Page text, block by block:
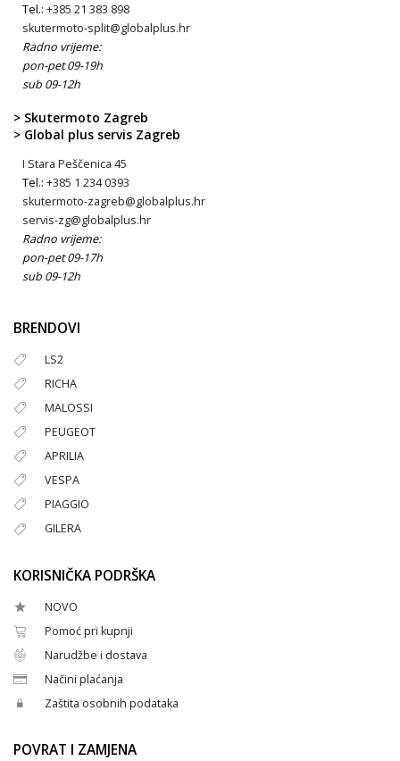
Tel.: +385 21 383 898
skutermoto-split@globalplus.hr
Radno vrijeme:
pon-pet 09-19h
sub 09-12h
> Skutermoto Zagreb
> Global plus servis Zagreb
I Stara Peščenica 45
Tel.: +385 1 234 0393
skutermoto-zagreb@globalplus.hr
servis-zg@globalplus.hr
Radno vrijeme:
pon-pet 09-17h
sub 09-12h
BRENDOVI
LS2
RICHA
MALOSSI
PEUGEOT
APRILIA
VESPA
PIAGGIO
GILERA
KORISNIČKA PODRŠKA
NOVO
Pomoć pri kupnji
Narudžbe i dostava
Načini plaćanja
Zaštita osobnih podataka
POVRAT I ZAMJENA